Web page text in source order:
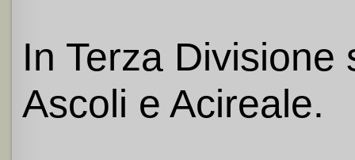
In Terza
Ascoli e Acireale.